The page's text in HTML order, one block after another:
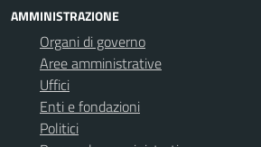
AMMINISTRAZIONE
Organi di governo
Aree amministrative
Uffici
Enti e fondazioni
Politici